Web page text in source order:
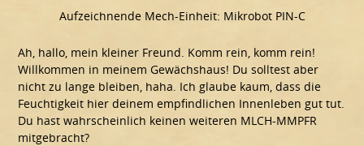
Aufzeichnende Mech-Einheit: Mikrobot PIN-C
Ah, hallo, mein kleiner Freund. Komm rein, komm rein!
Willkommen in meinem Gewächshaus! Du solltest aber
nicht zu lange bleiben, haha. Ich glaube kaum, dass die
Feuchtigkeit hier deinem empfindlichen Innenleben gut tut.
Du hast wahrscheinlich keinen weiteren MLCH-MMPFR
mitgebracht?